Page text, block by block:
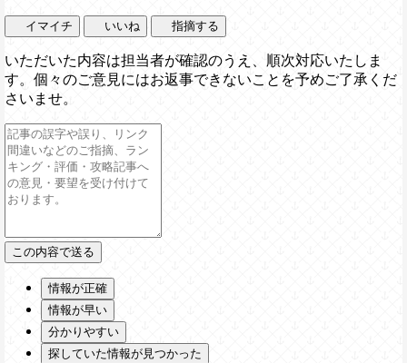
イマイチ いいね 指摘する
いただいた内容は担当者が確認のうえ、順次対応いたしま
す。個々のご意見にはお返事できないことを予めご了承くだ
さいませ。
情報が正確
情報が早い
分かりやすい
探していた情報が見つかった